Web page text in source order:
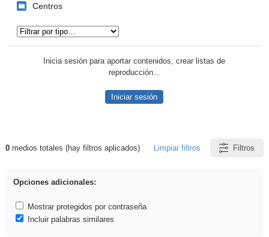
Centros
Inicia sesión para aportar contenidos, crear listas de
reproducción...
Iniciar sesión
Resultados de: iessanisidro
0medios totales (hay filtros aplicados) Limpiar filtros Filtros
Opciones adicionales:
Mostrar protegidos por contraseña
Incluir palabras similares